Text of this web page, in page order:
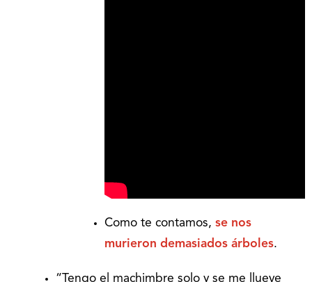
Como te contamos, se nos
murieron demasiados árboles.
“Tengo el machimbre solo y se me llueve